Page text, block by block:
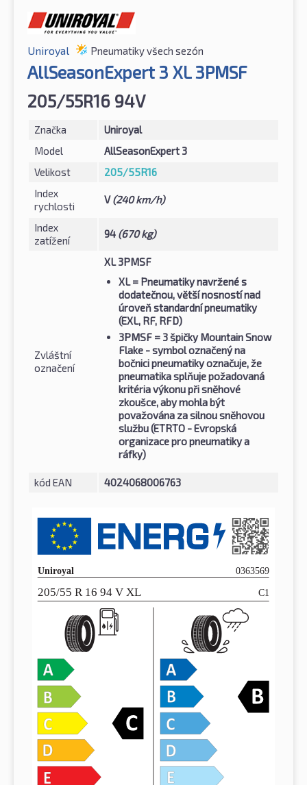
Uniroyal Pneumatiky všech sezón
AllSeasonExpert 3 XL 3PMSF
205/55R16 94V
Značka
Uniroyal
Model
AllSeasonExpert 3
Velikost
205/55R16
Index
rychlosti
V(240 km/h)
Index
zatížení
94 (670 kg)
Zvláštní
označení
XL 3PMSF
XL= Pneumatiky navržené s
dodatečnou, větší nosností nad
úroveň standardní pneumatiky
(EXL, RF, RFD)
3PMSF = 3 špičky Mountain Snow
Flake - symbol označený na
bočnici pneumatiky označuje, že
pneumatika splňuje požadovaná
kritéria výkonu při sněhové
zkoušce, aby mohla být
považována za silnou sněhovou
službu (ETRTO - Evropská
organizace pro pneumatiky a
ráfky)
kód EAN 4024068006763